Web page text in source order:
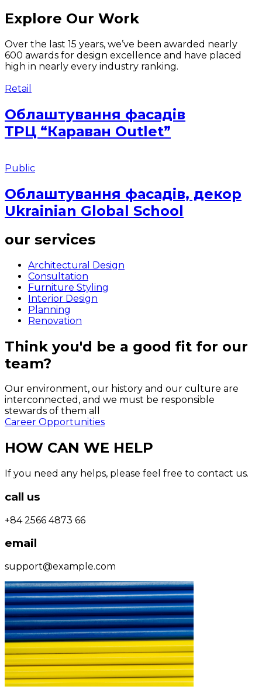
Explore Our Work
Over the last 15 years, we’ve been awarded nearly
600 awards for design excellence and have placed
high in nearly every industry ranking.
Retail
Облаштування фасадів
ТРЦ “Караван Outlet”
Public
Облаштування фасадів, декор
Ukrainian Global School
our services
Architectural Design
Consultation
Furniture Styling
Interior Design
Planning
Renovation
Think you'd be a good fit for our
team?
Our environment, our history and our culture are
interconnected, and we must be responsible
stewards of them all
Career Opportunities
HOW CAN WE HELP
If you need any helps, please feel free to contact us.
call us
+84 2566 4873 66
email
support@example.com